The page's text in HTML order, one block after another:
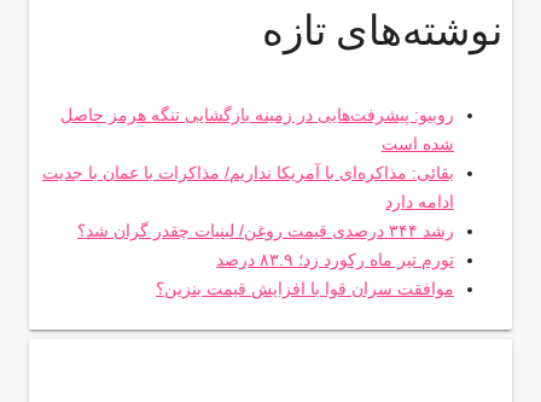
نوشته‌های تازه
روبیو: پیشرفت‌هایی در زمینه بازگشایی تنگه هرمز حاصل
شده است
بقائی: مذاکره‌ای با آمریکا نداریم/ مذاکرات با عمان با جدیت
ادامه دارد
رشد ۳۴۴ درصدی قیمت روغن/ لبنیات چقدر گران شد؟
تورم تیر ماه رکورد زد؛ ۸۳.۹ درصد
موافقت سران قوا با افزایش قیمت بنزین؟